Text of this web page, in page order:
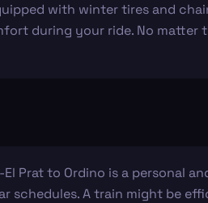
with winter tires and
during your ride. No
Prat to Ordino is a personal
schedules. A train might be